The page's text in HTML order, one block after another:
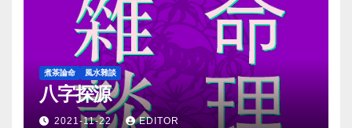
煮茶論命 風水雜談
八字探源
2021-11-22 EDITOR